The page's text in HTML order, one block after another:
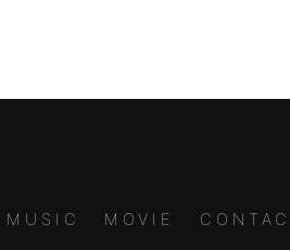
MUSIC MOVIE